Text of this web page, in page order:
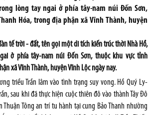
lòng tay ngai ở phía tây-nam núi Đốn Sơn,
Hóa, trong địa phận xã Vĩnh Thành, huyện
tế trời - đất, tên gọi một di tích kiến trúc thời Nhà Hồ,
ở phía tây-nam núi Đốn Sơn, thuộc khu vực tỉnh
xã Vĩnh Thành, huyện Vĩnh Lộc ngày nay.
triều Trần lâm vào tình trạng suy vong. Hồ Quý Ly-
sau khi đã thực hiện cuộc thiên đô vào thành Tây Đô
Thuận Tông an trí tu hành tại cung Bảo Thanh nhường